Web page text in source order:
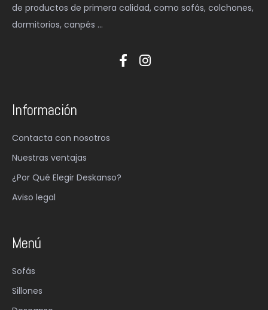
de productos de primera calidad, como sofás, colchones,
dormitorios, canpés …
Información
Contacta con nosotros
Nuestras ventajas
¿Por Qué Elegir Deskanso?
Aviso legal
Menú
Sofás
Sillones